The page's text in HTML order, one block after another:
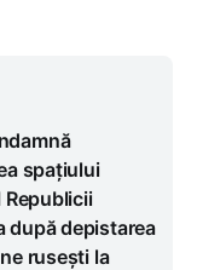
spațiului
Republicii
după depistarea
rusești la